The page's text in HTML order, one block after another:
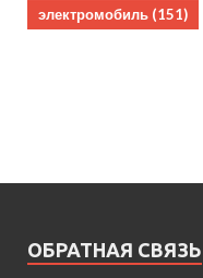
электромобиль (151)
ОБРАТНАЯ СВЯЗЬ